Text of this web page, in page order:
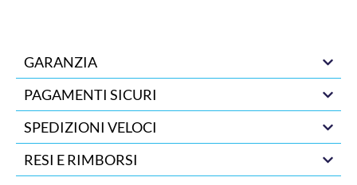
GARANZIA
PAGAMENTI SICURI
SPEDIZIONI VELOCI
RESI E RIMBORSI